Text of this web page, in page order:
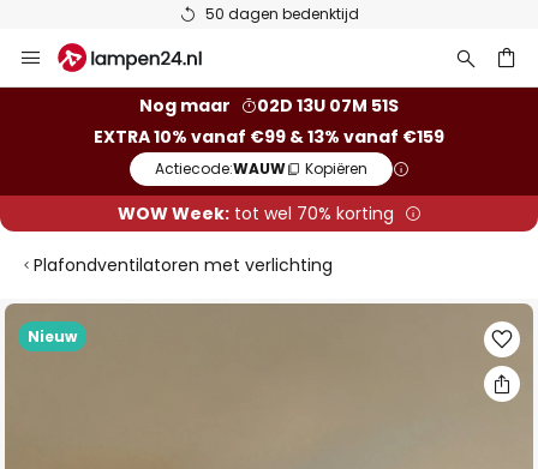
50 dagen bedenktijd
naar
Nog maar
02D 13U 07M 50S
EXTRA 10% vanaf €99 & 13% vanaf €159
Actiecode:WAUW Kopiëren
WOW Week:tot wel 70% korting
Plafondventilatoren met verlichting
Nieuw
Ga
naar